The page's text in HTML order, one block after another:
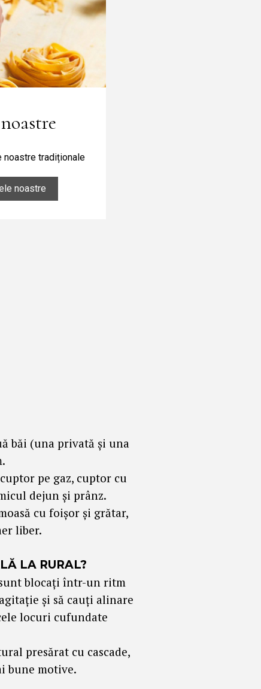
noastre tradiționale
noastre
băi (una privată și una
pe gaz, cuptor cu
dejun și prânz.
cu foișor și grătar,
liber.
LA RURAL?
blocați într-un ritm
și să cauți alinare
locuri cufundate
presărat cu cascade,
bune motive.